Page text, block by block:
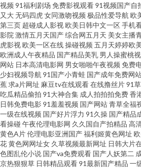
页 狠狠干综合影院 69伊人 超碰论理 国产3p网
成人 精品中文在线 91在线在线 久久999 午夜激
日干 欧美另类性愛 午夜老司机视频 爱豆午夜福
豆花网站 黑丝巨乳 免费91视频 91传媒色频
日韩AV无码网址 超碰ab 国产ass 久久婷婷香蕉
色色92 超碰在线精品 成人av老司机 91白丝在线
费观看黄色网址 成人射视频 色色韩日 黄色影片
视频 91福利剧场 免费影视观看91视频国产自
又大 无码四虎女同激吻视频 极品性爱导航 欧
第三页 超碰成人影视欧美日韩中文一区手机
影院 激情五月天国产综合网五月天 美女主播
虎影视欧美一区在线操碰视频 五月天婷婷欧
欧洲成人午夜精品 国产精品美乳 男人操蜜桃
网站 日本高清电影网 男女啪啪午夜视频 免费
少妇视频导航 91国产小青蛙 国产成年免费网
蕉求a片网址 麻豆tv在线观看在线撸丝片91
吃瓜精品偷拍 91大神合集 成人拍拍拍免费香
日韩免费电影91羞羞视频 国产网站青草全福
一级在线视频 国产好片浮力 91久操 国产精品
看操碰 午夜伦理电影网 久久国自产拍精品 高
黄色A片伦理电影亚洲国产福利姬黄色网址
花黄色网网址女 久草视频最新网址 日韩大片
色图乱伦小说 国产va免费观看 国产人妖第二
京热狠狠草 日韩精品观看91最新国产精品 一